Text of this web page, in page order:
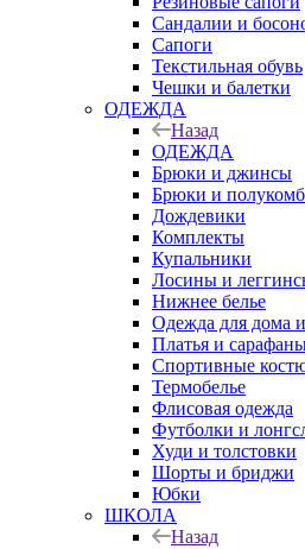
Сандалии и
Сапоги
Текстильная обувь
Чешки и балетки
ОДЕЖДА
Назад
ОДЕЖДА
Брюки и джинсы
Брюки и
Дождевики
Комплекты
Купальники
Лосины и
Нижнее белье
Одежда для дома
Платья и
Спортивные
Термобелье
Флисовая одежда
Футболки и
Худи и толстовки
Шорты и бриджи
Юбки
ШКОЛА
Назад